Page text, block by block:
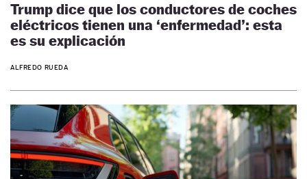
Trump dice que los conductores de coches
eléctricos tienen una ‘enfermedad’: esta
es su explicación
ALFREDO RUEDA